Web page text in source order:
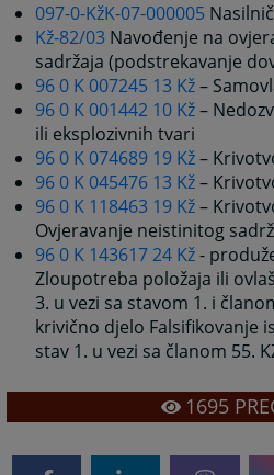
097-0-KžK-07-000005
Kž-82/03Navođenje na
sadržaja (podstrekavanje
96 0 K 007245 13 Kž–
96 0 K 001442 10 Kž–
ili eksplozivnih tvari
96 0 K 074689 19 Kž–
96 0 K 045476 13 Kž–
96 0 K 118463 19 Kž–
Ovjeravanje neistinitog
96 0 K 143617 24 Kž-
Zloupotreba položaja ili
3. u vezi sa stavom 1. i
krivično djelo Falsifikovanje
stav 1. u vezi sa članom 55.
1695